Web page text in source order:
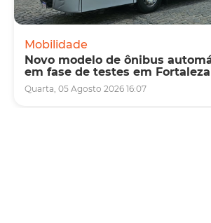
Mobilidade
Novo modelo de ônibus
em fase de testes em Fortaleza
Quarta, 05 Agosto 2026 16:07